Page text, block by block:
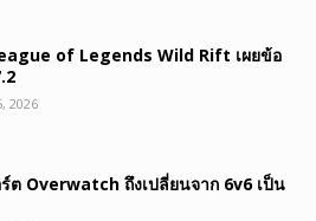
of Legends Wild Rift เผยข้อ
2026
ต Overwatch ถึงเปลี่ยนจาก 6v6 เป็น